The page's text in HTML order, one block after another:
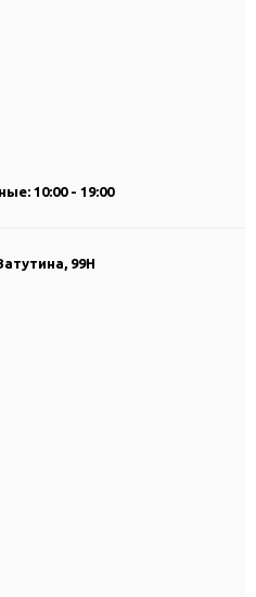
10:00 - 19:00
99Н